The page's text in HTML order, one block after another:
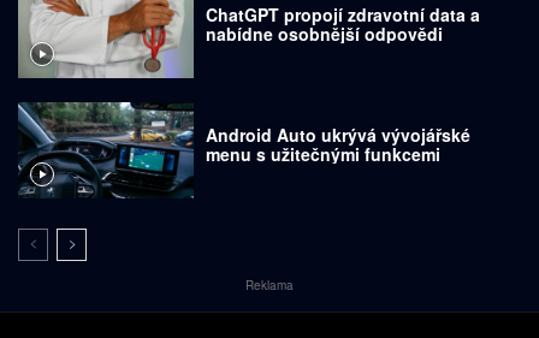
ChatGPT propojí zdravotní data a
nabídne osobnější odpovědi
Android Auto ukrývá vývojářské
menu s užitečnými funkcemi
Reklama